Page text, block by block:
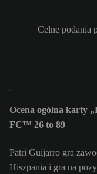
Celne podania
Ocena ogólna karty
FC™ 26 to 89
Patri Guijarro gra
Hiszpania i gra na